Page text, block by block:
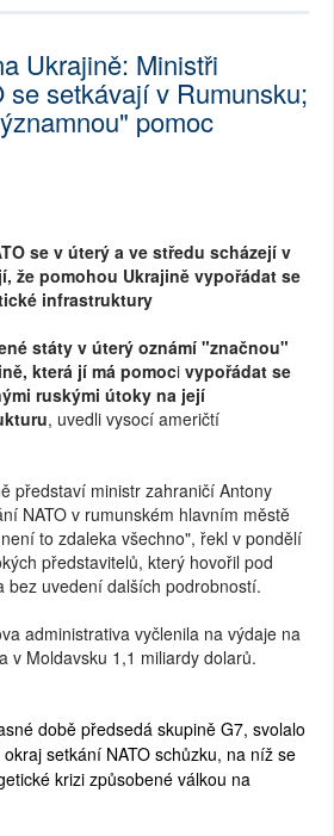
Ukrajině: Ministři
se setkávají v Rumunsku;
pomoc
se v úterý a ve středu scházejí v
že pomohou Ukrajině vypořádat se
infrastruktury
státy v úterý oznámí "značnou"
která jí má pomoci vypořádat se
ruskými útoky na její
, uvedli vysocí američtí
představí ministr zahraničí Antony
NATO v rumunském hlavním městě
to zdaleka všechno", řekl v pondělí
představitelů, který hovořil pod
bez uvedení dalších podrobností.
administrativa vyčlenila na výdaje na
v Moldavsku 1,1 miliardy dolarů.
době předsedá skupině G7, svolalo
setkání NATO schůzku, na níž se
krizi způsobené válkou na